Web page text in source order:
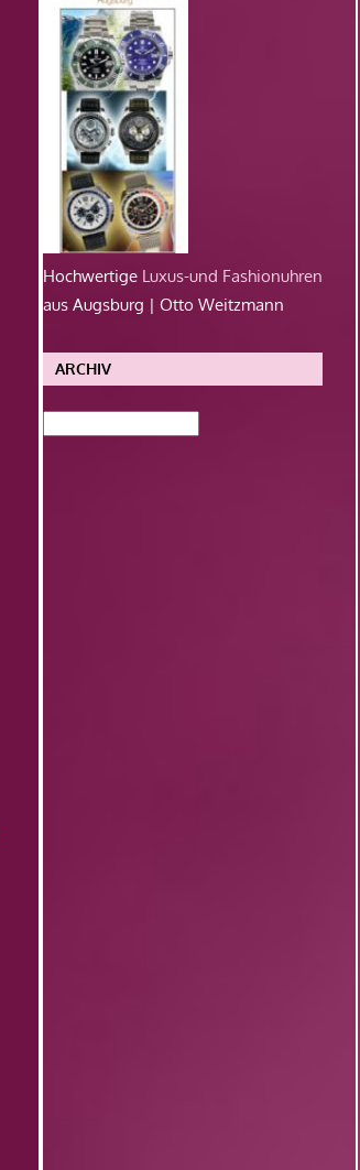
Hochwertige Luxus-und Fashionuhren
aus Augsburg | Otto Weitzmann
ARCHIV